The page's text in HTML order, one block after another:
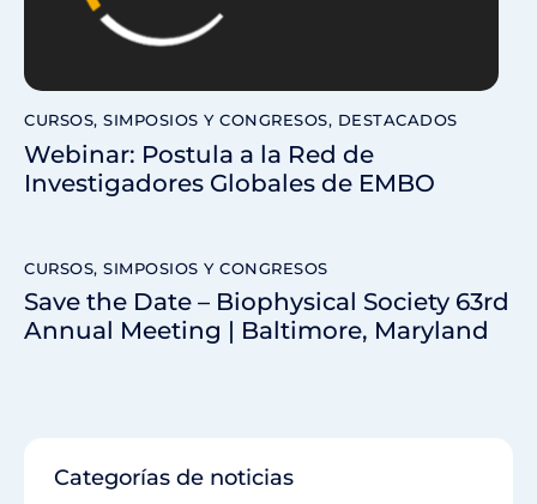
CURSOS, SIMPOSIOS Y CONGRESOS, DESTACADOS
Webinar: Postula a la Red de
Investigadores Globales de EMBO
CURSOS, SIMPOSIOS Y CONGRESOS
Save the Date – Biophysical Society 63rd
Annual Meeting | Baltimore, Maryland
Categorías de noticias